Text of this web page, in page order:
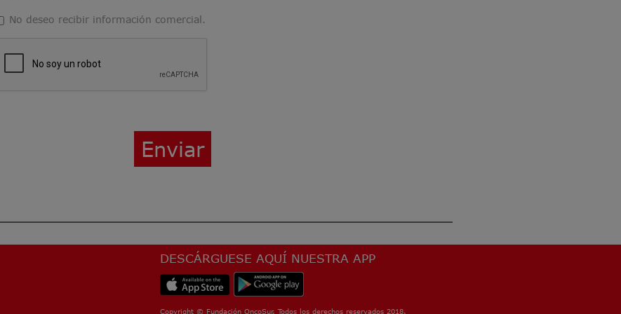
No deseo recibir información comercial.
Enviar
DESCÁRGUESE AQUÍ NUESTRA APP
Copyright © Fundación OncoSur. Todos los derechos reservados 2018.